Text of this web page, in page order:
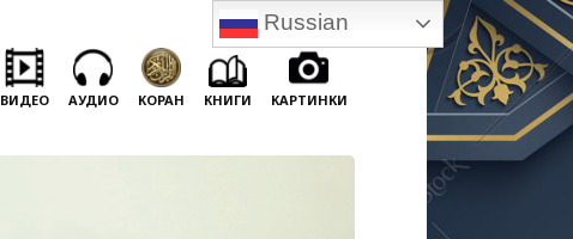
ВИДЕО АУДИО КОРАН КНИГИ КАРТИНКИ
Russian